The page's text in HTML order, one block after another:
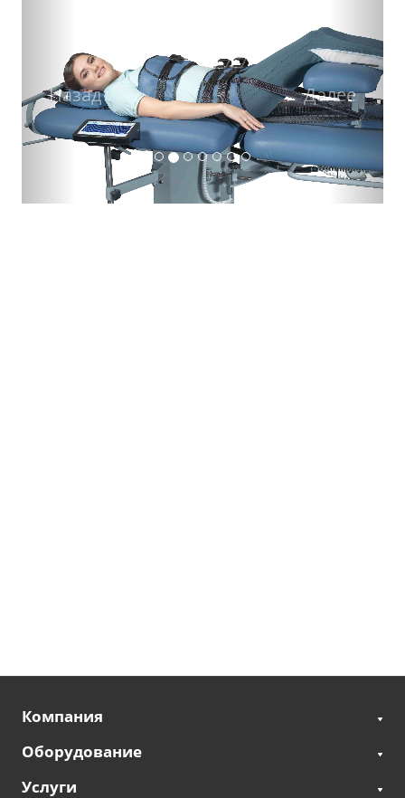
Назад Далее
Компания
Оборудование
Услуги